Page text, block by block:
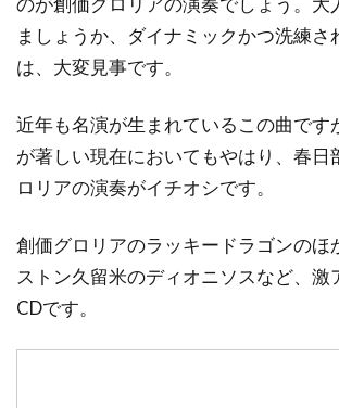
ましょうか、ダイナミックかつ洗練さ
は、大変見事です。
近年も名演が生まれているこの曲です
が著しい現在においてもやはり、春日
ロリアの演奏がイチオシです。
創価グロリアのラッキードラゴンのほ
ストン久留米のディオニソスなど、激
CDです。